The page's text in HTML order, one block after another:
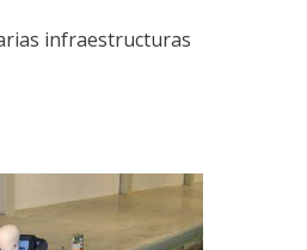
infraestructuras